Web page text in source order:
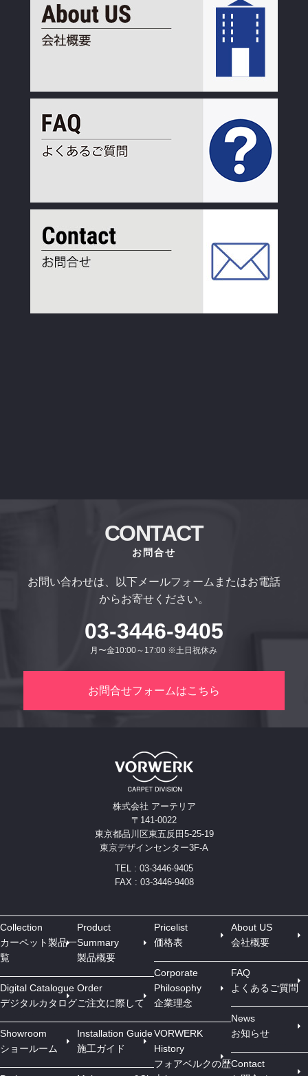
CONTACT
お問合せ
お問い合わせは、以下メールフォームまたはお電話
からお寄せください。
03-3446-9405
月〜金10:00～17:00 ※土日祝休み
お問合せフォームはこちら
株式会社 アーテリア
〒141-0022
東京都品川区東五反田5-25-19
東京デザインセンター3F-A
TEL : 03-3446-9405
FAX : 03-3446-9408
Collection
カーペット製品一
覧
Digital Catalogue
デジタルカタログ
Showroom
ショールーム
Product
Summary
製品概要
Order
ご注文に際して
Installation Guide
施工ガイド
Pricelist
価格表
Corporate
Philosophy
企業理念
VORWERK
History
フォアベルクの歴
About US
会社概要
FAQ
よくあるご質問
News
お知らせ
Contact